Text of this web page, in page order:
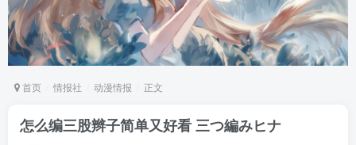
首页 情报社 动漫情报 正文
怎么编三股辫子简单又好看 三つ編みヒナ